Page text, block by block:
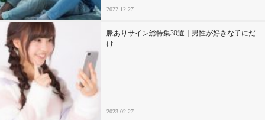
2022.12.27
脈ありサイン総特集30選｜男性が好きな子にだ
け...
2023.02.27